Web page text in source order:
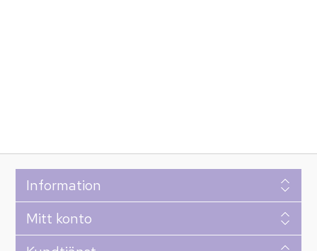
Information
Mitt konto